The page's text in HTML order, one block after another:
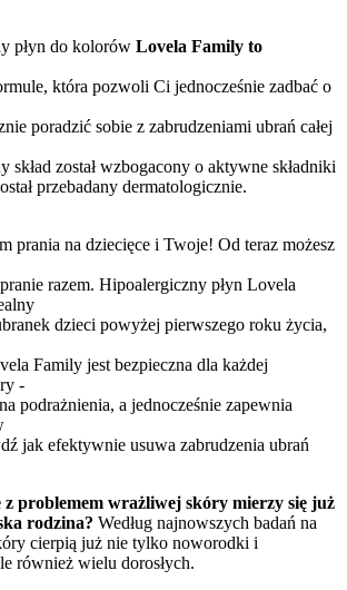
płyn do kolorów Lovela Family to
która pozwoli Ci jednocześnie zadbać o
poradzić sobie z zabrudzeniami ubrań całej
skład został wzbogacony o aktywne składniki
przebadany dermatologicznie.
prania na dziecięce i Twoje! Od teraz możesz
razem. Hipoalergiczny płyn Lovela
dzieci powyżej pierwszego roku życia,
Family jest bezpieczna dla każdej
-
podrażnienia, a jednocześnie zapewnia
jak efektywnie usuwa zabrudzenia ubrań
z problemem wrażliwej skóry mierzy się już
rodzina? Według najnowszych badań na
cierpią już nie tylko noworodki i
również wielu dorosłych.